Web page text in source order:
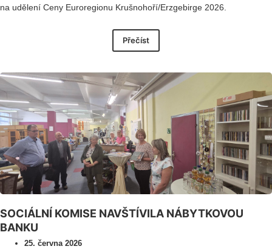
na udělení Ceny Euroregionu Krušnohoří/Erzgebirge 2026.
Přečíst
SOCIÁLNÍ KOMISE NAVŠTÍVILA NÁBYTKOVOU
BANKU
25. června 2026